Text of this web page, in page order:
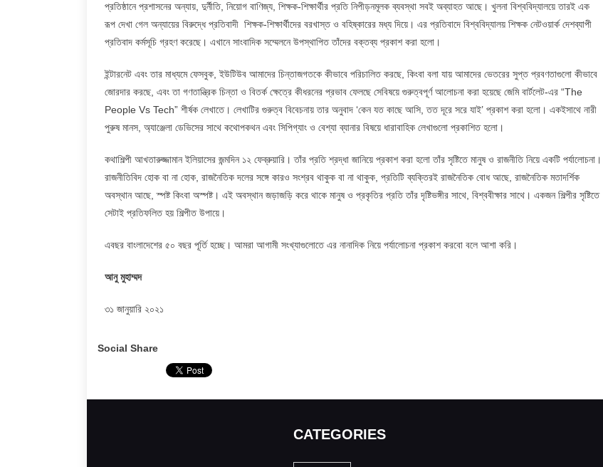
প্রতিষ্ঠানে প্রশাসনের অন্যায়, দুর্নীতি, নিয়োগ বাণিজ্য, শিক্ষক-শিক্ষার্থীর প্রতি নিপীড়নমূলক ব্যবস্থা সবই অব্যাহত আছে। খুলনা বিশ্ববিদ্যালয়ে তারই এক
রূপ দেখা গেল অন্যায়ের বিরুদ্ধে প্রতিবাদী শিক্ষক-শিক্ষার্থীদের বরখাস্ত ও বহিষ্কারের মধ্য দিয়ে। এর প্রতিবাদে বিশ্ববিদ্যালয় শিক্ষক নেটওয়ার্ক দেশব্যাপী
প্রতিবাদ কর্মসূচি গ্রহণ করেছে। এখানে সাংবাদিক সম্মেলনে উপস্থাপিত তাঁদের বক্তব্য প্রকাশ করা হলো।
ইন্টারনেট এবং তার মাধ্যমে ফেসবুক, ইউটিউব আমাদের চিন্তাজগতকে কীভাবে পরিচালিত করছে, কিংবা বলা যায় আমাদের ভেতরের সুপ্ত প্রবণতাগুলো কীভাবে
জোরদার করছে, এবং তা গণতান্ত্রিক চিন্তা ও বিতর্ক ক্ষেত্রে কীধরনের প্রভাব ফেলছে সেবিষয়ে গুরুত্বপূর্ণ আলোচনা করা হয়েছে জেমি বার্টলেট-এর “The
People Vs Tech” শীর্ষক লেখাতে। লেখাটির গুরুত্ব বিবেচনায় তার অনুবাদ ‘কেন যত কাছে আসি, তত দূরে সরে যাই’ প্রকাশ করা হলো। একইসাথে নারী
পুরুষ মানস, অ্যাঞ্জেলা ডেভিসের সাথে কথোপকথন এবং সিপিগ্যাং ও বেশ্যা ব্যানার বিষয়ে ধারাবাহিক লেখাগুলো প্রকাশিত হলো।
কথাশিল্পী আখতারুজ্জামান ইলিয়াসের জন্মদিন ১২ ফেব্রুয়ারি। তাঁর প্রতি শ্রদ্ধা জানিয়ে প্রকাশ করা হলো তাঁর সৃষ্টিতে মানুষ ও রাজনীতি নিয়ে একটি পর্যালোচনা।
রাজনীতিবিদ হোক বা না হোক, রাজনৈতিক দলের সঙ্গে কারও সংশ্রব থাকুক বা না থাকুক, প্রতিটি ব্যক্তিরই রাজনৈতিক বোধ আছে, রাজনৈতিক মতাদর্শিক
অবস্থান আছে, স্পষ্ট কিংবা অস্পষ্ট। এই অবস্থান জড়াজড়ি করে থাকে মানুষ ও প্রকৃতির প্রতি তাঁর দৃষ্টিভঙ্গীর সাথে, বিশ্ববীক্ষার সাথে। একজন শিল্পীর সৃষ্টিতে
সেটাই প্রতিফলিত হয় শিল্পীত উপায়ে।
এবছর বাংলাদেশের ৫০ বছর পূর্তি হচ্ছে। আমরা আগামী সংখ্যাগুলোতে এর নানাদিক নিয়ে পর্যালোচনা প্রকাশ করবো বলে আশা করি।
আনু মুহাম্মদ
৩১ জানুয়ারি ২০২১
Social Share
CATEGORIES